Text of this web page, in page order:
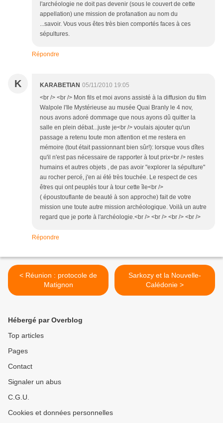
l'archéologie ne doit pas devenir (sous le couvert de cette
appellation) une mission de profanation au nom du
...savoir. Vous vous êtes très bien comportés faces à ces
sépultures.
Répondre
K KARABETIAN 05/11/2010 19:05
<br /> <br /> Mon fils et moi avons assisté à la diffusion du film
Walpole l'Ile Mystérieuse au musée Quai Branly le 4 nov,
nous avons adoré dommage que nous ayons dû quitter la
salle en plein débat...juste je<br /> voulais ajouter qu'un
passage a retenu toute mon attention et me restera en
mémoire (tout était passionnant bien sûr!): lorsque vous dîtes
qu'il n'est pas nécessaire de rapporter à tout prix<br /> restes
humains et autres objets , de pas avoir "explorer la sépulture"
au rocher percé, j'en ai été très touchée. Le respect de ces
êtres qui ont peuplés tour à tour cette île<br />
( époustouflante de beauté à son approche) fait de votre
mission une toute autre mission archéologique. Voilà un autre
regard que je porte à l'archéologie.<br /> <br /> <br /> <br />
Répondre
< Réunion : protocole de
Matignon
Sarkozy et la Nouvelle-
Calédonie >
Hébergé par Overblog
Top articles
Pages
Contact
Signaler un abus
C.G.U.
Cookies et données personnelles